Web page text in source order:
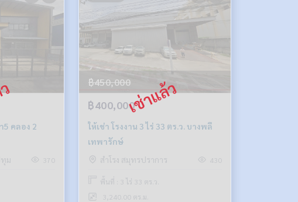
5 คลอง 2
ม
370
฿450,000
฿400,000
ให้เช่า โรงงาน 3 ไร่ 33 ตร.ว. บางพลี
เทพารักษ์
สำโรง สมุทรปราการ
430
พื้นที่ : 3 ไร่ 33 ตร.ว.
3,240.00 ตร.ม.